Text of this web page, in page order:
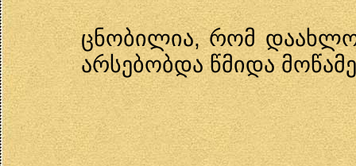
ცნობილია, რომ
არსებობდა წმიდა